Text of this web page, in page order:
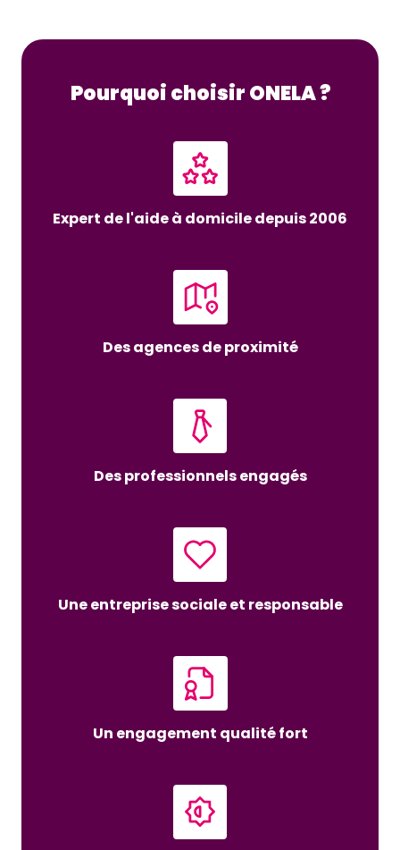
Pourquoi choisir ONELA ?
Expert de l'aide à domicile depuis 2006
Des agences de proximité
Des professionnels engagés
Une entreprise sociale et responsable
Un engagement qualité fort